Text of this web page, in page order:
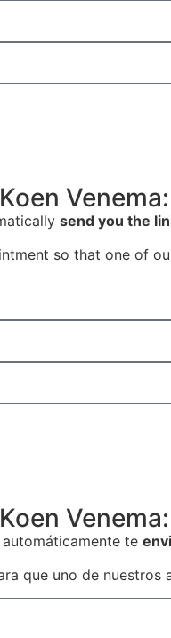
send you the
so that one of
te
que uno de nuestros